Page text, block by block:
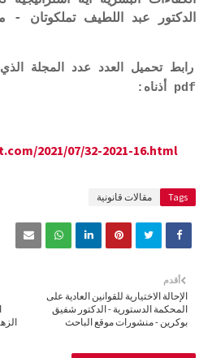
الدكتور عبد اللطيف تملكوتان -
رابط تحميل العدد عدد المجلة
pdf أذناه:
2021/07/32-2021-16.html
Tags مقالات قانونية
أقدم
الإحالة الاختيارية للقوانين العادية على
المحكمة الدستورية - الدكتور شفيق
بوكرين - منشورات موقع الباحث